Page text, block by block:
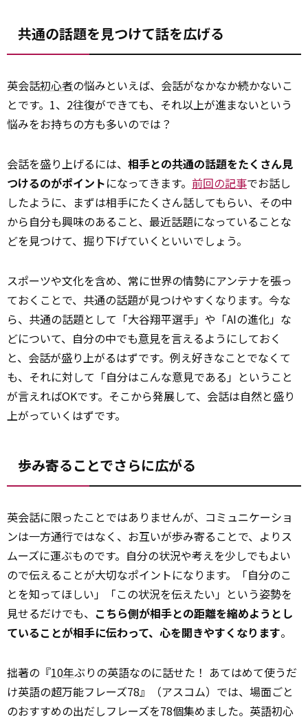
共通の話題を見つけて話を広げる
英会話初心者の悩みといえば、会話がなかなか続かないこ
とです。1、2往復ができても、それ以上が進まないという
悩みをお持ちの方も多いのでは？
会話を盛り上げるには、 相手との共通の話題をたくさん見
つけるのがポイントになってきます。 前回の記事でお話し
したように、まずは相手にたくさん話してもらい、その中
から自分も興味のあること、最近話題になっていることな
どを見つけて、掘り下げていくといいでしょう。
スポーツや文化を含め、常に世界の情勢にアンテナを張っ
ておくことで、共通の話題が見つけやすくなります。今な
ら、共通の話題として「大谷翔平選手」や「AIの進化」な
どについて、自分の中でも意見を言えるようにしておく
と、会話が盛り上がるはずです。例え好きなことでなくて
も、それに対して「自分はこんな意見である」ということ
が言えればOKです。そこから発展して、会話は自然と盛り
上がっていくはずです。
歩み寄ることでさらに広がる
英会話に限ったことではありませんが、コミュニケーショ
ンは一方通行ではなく、お互いが歩み寄ることで、よりス
ムーズに運ぶものです。自分の状況や考えを少しでもよい
ので伝えることが大切なポイントになります。「自分のこ
とを知ってほしい」「この状況を伝えたい」という姿勢を
見せるだけでも、 こちら側が相手との距離を縮めようとし
ていることが相手に伝わって、心を開きやすくなります。
拙著の『10年ぶりの英語なのに話せた！ あてはめて使うだ
け英語の超万能フレーズ78』（アスコム）では、場面ごと
のおすすめの出だしフレーズを78個集めました。英語初心